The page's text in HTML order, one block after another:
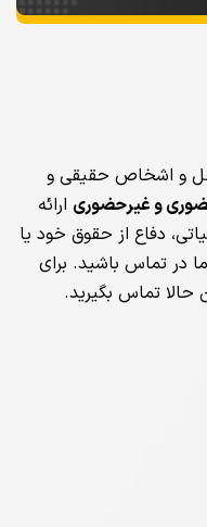
و اشخاص حقیقی و
و غیرحضوری ارائه
دفاع از حقوق خود یا
در تماس باشید. برای
حالا تماس بگیرید.